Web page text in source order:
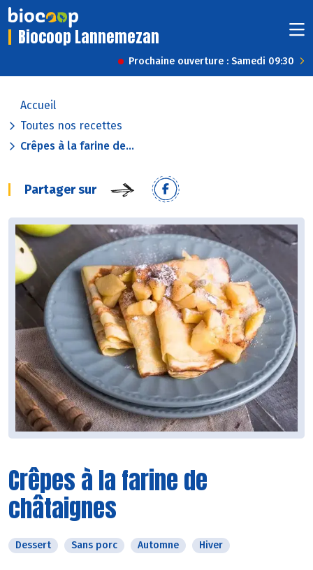
Biocoop Lannemezan
Prochaine ouverture : Samedi 09:30
Accueil
Toutes nos recettes
Crêpes à la farine de...
Partager sur
Crêpes à la farine de
châtaignes
Dessert Sans porc Automne Hiver